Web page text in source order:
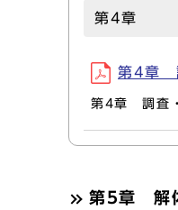
第4章
第4章
第4章 調査
第5章 解